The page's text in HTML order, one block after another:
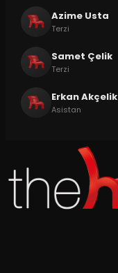
Azime Usta
Terzi
Samet Çelik
Terzi
Erkan Akçelik
Asistan